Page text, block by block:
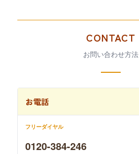
CONTACT
お問い合わせ方法
お電話
フリーダイヤル
0120-384-246